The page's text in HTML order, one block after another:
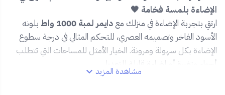
الإضاءة بلمسة فخامة 🖤
ارتقِ بتجربة الإضاءة في منزلك معدايمر لمبة 1000 واط
بلونه
الأسود الفاخر وتصميمه العصري، للتحكم المثالي في درجة سطوع
الإضاءة بكل سهولة ومرونة. الخيار الأمثل للمساحات التي تتطلب
أجواء متغيرة أو إضاءة قابلة للتعديل.
مشاهدة المزيد